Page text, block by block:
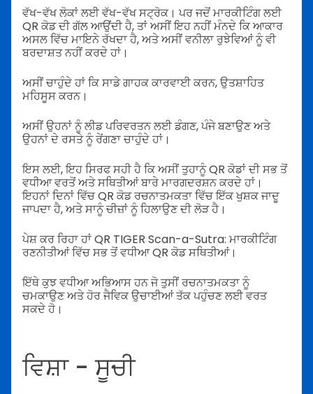
ਵੱਖ-ਵੱਖ ਲੋਕਾਂ ਲਈ ਵੱਖ-ਵੱਖ ਸਟ੍ਰੋਕ। ਪਰ ਜਦੋਂ ਮਾਰਕੀਟਿੰਗ ਲਈ
QR ਕੋਡ ਦੀ ਗੱਲ ਆਉਂਦੀ ਹੈ, ਤਾਂ ਅਸੀਂ ਇਹ ਨਹੀਂ ਮੰਨਦੇ ਕਿ ਆਕਾਰ
ਅਸਲ ਵਿੱਚ ਮਾਇਨੇ ਰੱਖਦਾ ਹੈ, ਅਤੇ ਅਸੀਂ ਵਨੀਲਾ ਰੁਝੇਵਿਆਂ ਨੂੰ ਵੀ
ਬਰਦਾਸ਼ਤ ਨਹੀਂ ਕਰਦੇ ਹਾਂ।
ਅਸੀਂ ਚਾਹੁੰਦੇ ਹਾਂ ਕਿ ਸਾਡੇ ਗਾਹਕ ਕਾਰਵਾਈ ਕਰਨ, ਉਤਸ਼ਾਹਿਤ
ਮਹਿਸੂਸ ਕਰਨ।
ਅਸੀਂ ਉਹਨਾਂ ਨੂੰ ਲੀਡ ਪਰਿਵਰਤਨ ਲਈ ਡੰਗਣ, ਪੰਜੇ ਬਣਾਉਣ ਅਤੇ
ਉਹਨਾਂ ਦੇ ਰਸਤੇ ਨੂੰ ਰੇਂਗਣਾ ਚਾਹੁੰਦੇ ਹਾਂ।
ਇਸ ਲਈ, ਇਹ ਸਿਰਫ ਸਹੀ ਹੈ ਕਿ ਅਸੀਂ ਤੁਹਾਨੂੰ QR ਕੋਡਾਂ ਦੀ ਸਭ ਤੋਂ
ਵਧੀਆ ਵਰਤੋਂ ਅਤੇ ਸਥਿਤੀਆਂ ਬਾਰੇ ਮਾਰਗਦਰਸ਼ਨ ਕਰਦੇ ਹਾਂ।
ਇਹਨਾਂ ਦਿਨਾਂ ਵਿੱਚ QR ਕੋਡ ਰਚਨਾਤਮਕਤਾ ਵਿੱਚ ਇੱਕ ਖੁਸ਼ਕ ਜਾਦੂ
ਜਾਪਦਾ ਹੈ, ਅਤੇ ਸਾਨੂੰ ਚੀਜ਼ਾਂ ਨੂੰ ਹਿਲਾਉਣ ਦੀ ਲੋੜ ਹੈ।
ਪੇਸ਼ ਕਰ ਰਿਹਾ ਹਾਂ QR TIGER Scan-a-Sutra: ਮਾਰਕੀਟਿੰਗ
ਰਣਨੀਤੀਆਂ ਵਿੱਚ ਸਭ ਤੋਂ ਵਧੀਆ QR ਕੋਡ ਸਥਿਤੀਆਂ।
ਇੱਥੇ ਕੁਝ ਵਧੀਆ ਅਭਿਆਸ ਹਨ ਜੋ ਤੁਸੀਂ ਰਚਨਾਤਮਕਤਾ ਨੂੰ
ਚਮਕਾਉਣ ਅਤੇ ਹੋਰ ਜੈਵਿਕ ਉਚਾਈਆਂ ਤੱਕ ਪਹੁੰਚਣ ਲਈ ਵਰਤ
ਸਕਦੇ ਹੋ।
ਵਿਸ਼ਾ - ਸੂਚੀ